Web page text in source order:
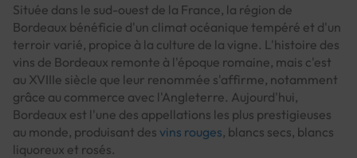
Située dans le sud-ouest de la France, la région de
Bordeaux bénéficie d'un climat océanique tempéré et d'un
terroir varié, propice à la culture de la vigne. L'histoire des
vins de Bordeaux remonte à l'époque romaine, mais c'est
au XVIIIe siècle que leur renommée s'affirme, notamment
grâce au commerce avec l'Angleterre. Aujourd'hui,
Bordeaux est l'une des appellations les plus prestigieuses
au monde, produisant des vins rouges, blancs secs, blancs
liquoreux et rosés.